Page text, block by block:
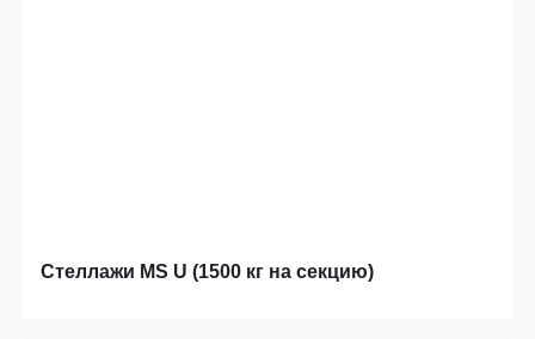
Стеллажи MS U (1500 кг на секцию)